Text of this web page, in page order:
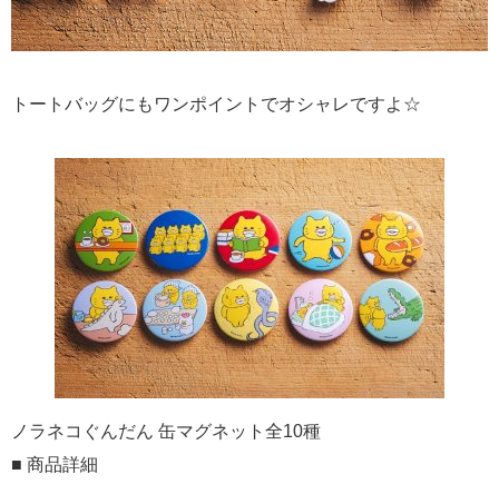
トートバッグにもワンポイントでオシャレですよ☆
ノラネコぐんだん 缶マグネット全10種
■ 商品詳細